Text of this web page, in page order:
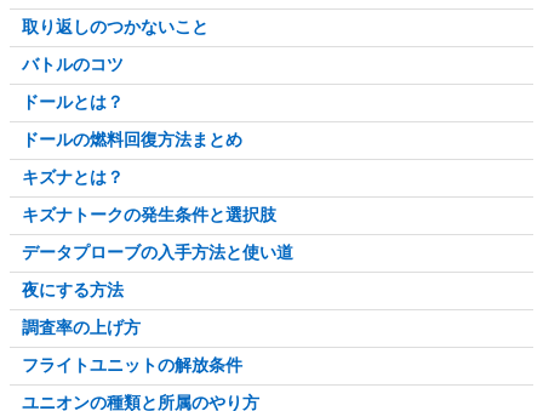
取り返しのつかないこと
バトルのコツ
ドールとは？
ドールの燃料回復方法まとめ
キズナとは？
キズナトークの発生条件と選択肢
データプローブの入手方法と使い道
夜にする方法
調査率の上げ方
フライトユニットの解放条件
ユニオンの種類と所属のやり方